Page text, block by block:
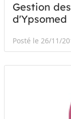
Gestion
d'Ypsomed
Posté le 26/11/